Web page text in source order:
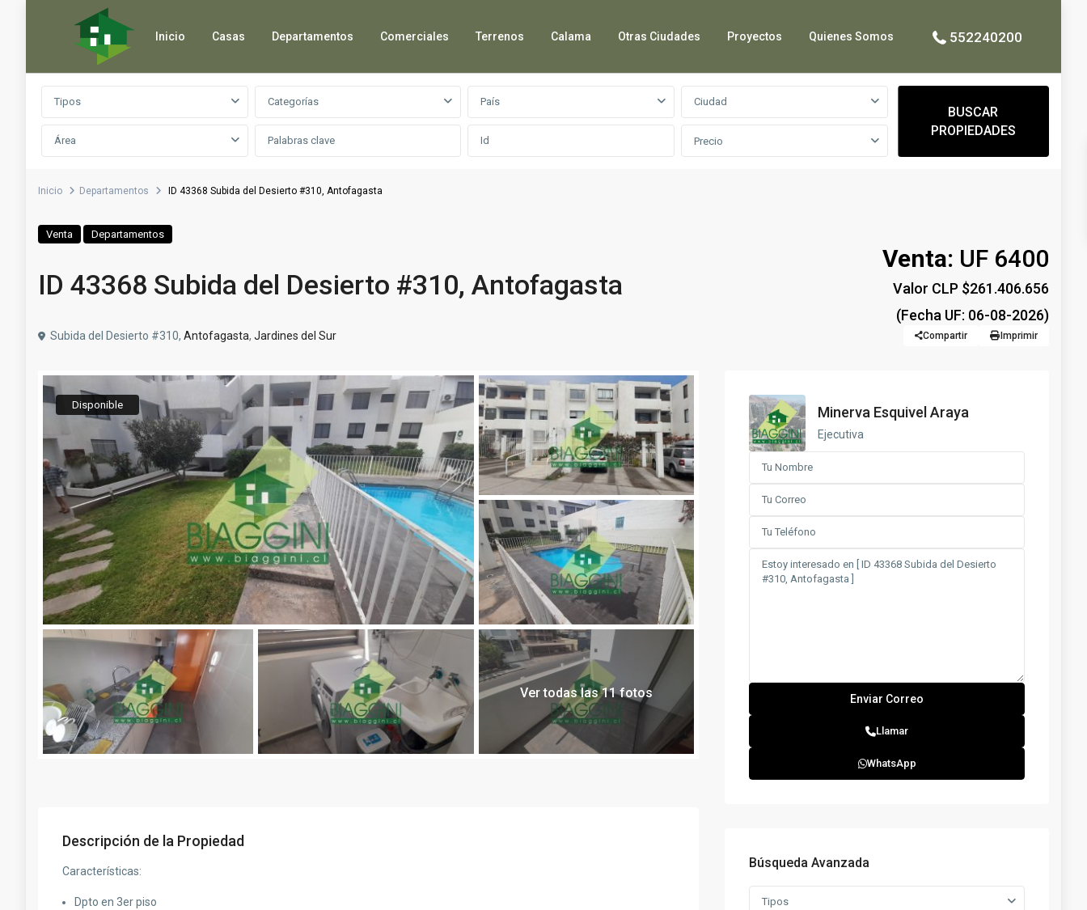
Inicio Casas Departamentos Comerciales Terrenos Calama Otras Ciudades Proyectos Quienes Somos 552240200
Búsqueda avanzada
Tipos Categorías País Ciudad
Área Precio
BUSCAR
PROPIEDADES
Inicio Departamentos ID 43368 Subida del Desierto #310, Antofagasta
Venta Departamentos
ID 43368 Subida del Desierto #310, Antofagasta
Venta: UF 6400
Valor CLP $261.406.656
(Fecha UF: 06-08-2026)
Subida del Desierto #310, Antofagasta, Jardines del Sur Compartir Imprimir
Disponible
Ver todas las 11 fotos
Descripción de la Propiedad
Características:
Dpto en 3er piso
Minerva Esquivel Araya
Ejecutiva
Llamar
WhatsApp
Búsqueda Avanzada
Tipos